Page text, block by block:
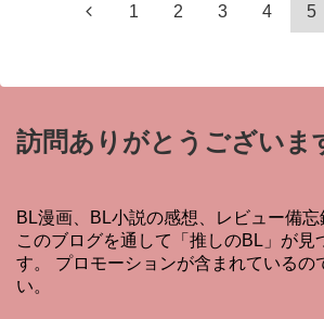
1 2 3 4 5
訪問ありがとうございま
BL漫画、BL小説の感想、レビュー備忘
このブログを通して「推しのBL」が見
す。 プロモーションが含まれているの
い。